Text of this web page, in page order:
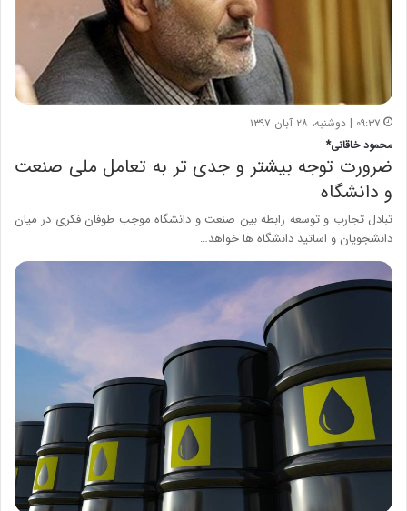
۰۹:۳۷ | دوشنبه، ۲۸ آبان ۱۳۹۷
محمود خاقانی*
ضرورت توجه بیشتر و جدی تر به تعامل ملی صنعت
و دانشگاه
تبادل تجارب و توسعه رابطه بین صنعت و دانشگاه موجب طوفان فکری در میان
دانشجویان و اساتید دانشگاه ها خواهد…